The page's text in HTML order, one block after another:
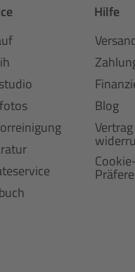
Hilfe
Blog
Vertrag